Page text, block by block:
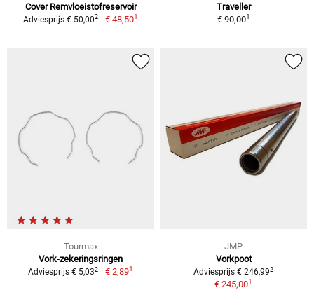
Cover Remvloeistofreservoir
Adviesprijs € 50,002 € 48,501
Traveller
€ 90,001
Tourmax
Vork-zekeringsringen
Adviesprijs € 5,032 € 2,891
JMP
Vorkpoot
Adviesprijs € 246,992
€ 245,001